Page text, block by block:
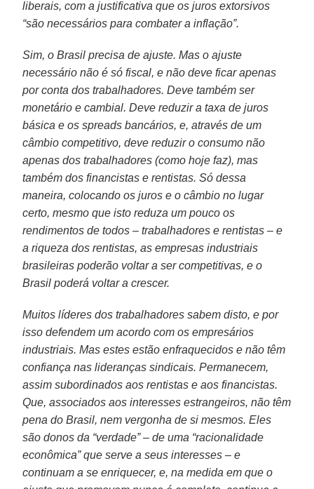
liberais, com a justificativa que os juros extorsivos
“são necessários para combater a inflação”.
Sim, o Brasil precisa de ajuste. Mas o ajuste
necessário não é só fiscal, e não deve ficar apenas
por conta dos trabalhadores. Deve também ser
monetário e cambial. Deve reduzir a taxa de juros
básica e os spreads bancários, e, através de um
câmbio competitivo, deve reduzir o consumo não
apenas dos trabalhadores (como hoje faz), mas
também dos financistas e rentistas. Só dessa
maneira, colocando os juros e o câmbio no lugar
certo, mesmo que isto reduza um pouco os
rendimentos de todos – trabalhadores e rentistas – e
a riqueza dos rentistas, as empresas industriais
brasileiras poderão voltar a ser competitivas, e o
Brasil poderá voltar a crescer.
Muitos líderes dos trabalhadores sabem disto, e por
isso defendem um acordo com os empresários
industriais. Mas estes estão enfraquecidos e não têm
confiança nas lideranças sindicais. Permanecem,
assim subordinados aos rentistas e aos financistas.
Que, associados aos interesses estrangeiros, não têm
pena do Brasil, nem vergonha de si mesmos. Eles
são donos da “verdade” – de uma “racionalidade
econômica” que serve a seus interesses – e
continuam a se enriquecer, e, na medida em que o